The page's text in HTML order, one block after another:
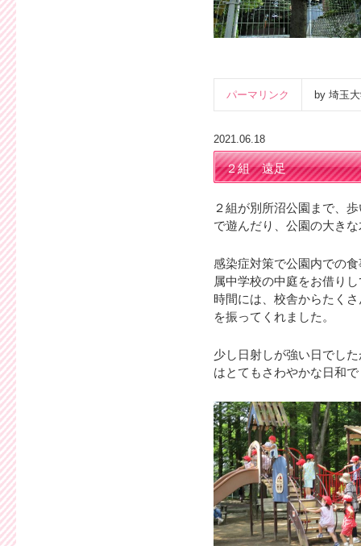
パーマリンク by 埼玉
2021.06.18
２組 遠足
２組が別所沼公園まで、
で遊んだり、公園の大き
感染症対策で公園内での
属中学校の中庭をお借り
時間には、校舎からたく
を振ってくれました。
少し日射しが強い日でし
はとてもさわやかな日和